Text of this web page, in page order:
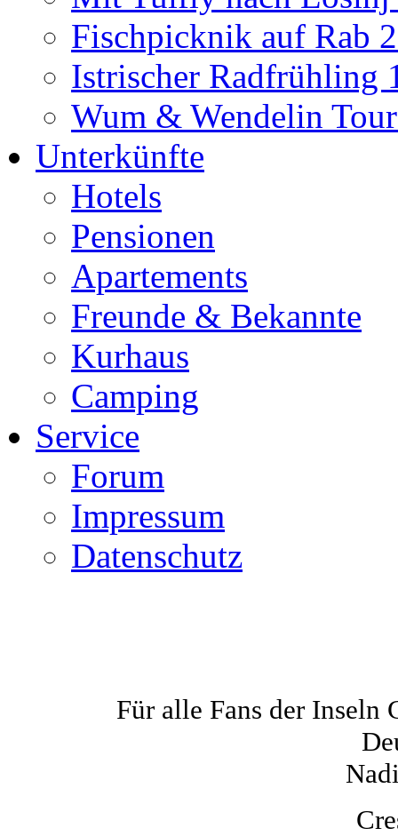
Fischpicknik auf Rab
Istrischer Radfrühling
Wum & Wendelin
Unterkünfte
Hotels
Pensionen
Apartements
Freunde & Bekannte
Kurhaus
Camping
Service
Forum
Impressum
Datenschutz
Für alle Fans der